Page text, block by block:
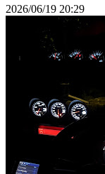
2026/06/19 20:29